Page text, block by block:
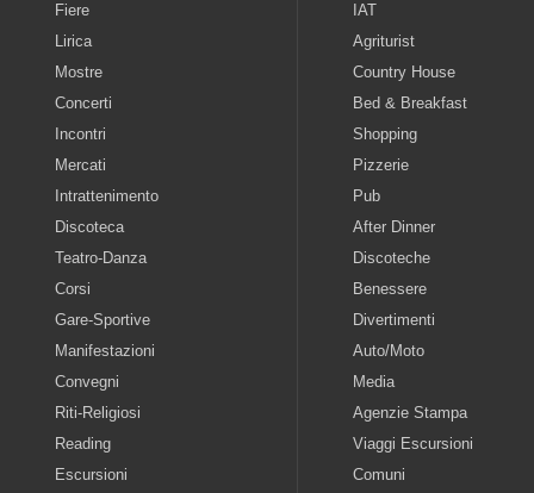
Fiere
Lirica
Mostre
Concerti
Incontri
Mercati
Intrattenimento
Discoteca
Teatro-Danza
Corsi
Gare-Sportive
Manifestazioni
Convegni
Riti-Religiosi
Reading
Escursioni
IAT
Agriturist
Country House
Bed & Breakfast
Shopping
Pizzerie
Pub
After Dinner
Discoteche
Benessere
Divertimenti
Auto/Moto
Media
Agenzie Stampa
Viaggi Escursioni
Comuni